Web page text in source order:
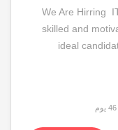
We Are Hirring
skilled and
ideal